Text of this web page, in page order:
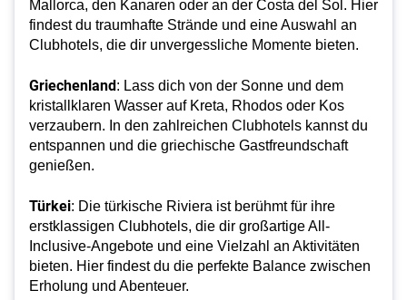
Mallorca, den Kanaren oder an der Costa del Sol. Hier
findest du traumhafte Strände und eine Auswahl an
Clubhotels, die dir unvergessliche Momente bieten.
Griechenland: Lass dich von der Sonne und dem
kristallklaren Wasser auf Kreta, Rhodos oder Kos
verzaubern. In den zahlreichen Clubhotels kannst du
entspannen und die griechische Gastfreundschaft
genießen.
Türkei: Die türkische Riviera ist berühmt für ihre
erstklassigen Clubhotels, die dir großartige All-
Inclusive-Angebote und eine Vielzahl an Aktivitäten
bieten. Hier findest du die perfekte Balance zwischen
Erholung und Abenteuer.